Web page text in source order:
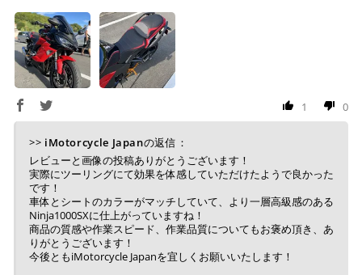
1 0
>> iMotorcycle Japanの返信：
レビューと画像の投稿ありがとうございます！
実際にツーリングにて効果を体感していただけたようで良かった
です！
車体とシートのカラーがマッチしていて、より一層高級感のある
Ninja1000SXに仕上がっていますね！
商品の質感や作業スピード、作業品質についてもお褒め頂き、あ
りがとうございます！
今後ともiMotorcycle Japanを宜しくお願いいたします！